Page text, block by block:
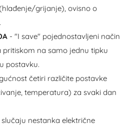
grijanje), ovisno o
- "I save" pojednostavljeni način
na samo jednu tipku
postavku.
četiri različite postavke
temperatura) za svaki dan
slučaju nestanka električne